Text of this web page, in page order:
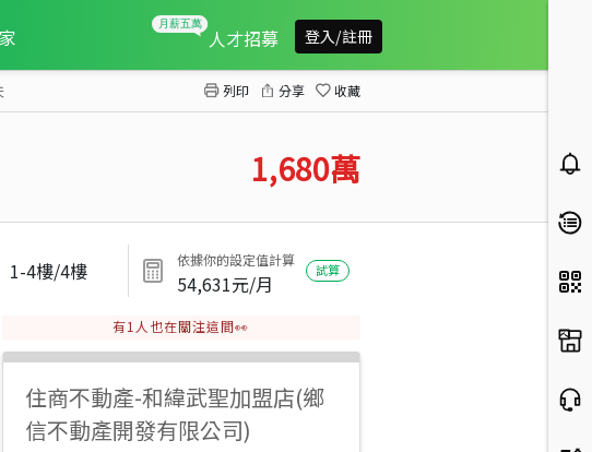
人才招募 登入/註冊
列印 分享 收藏
1,680萬
1-4樓/4樓 依據你的設定值計算
54,631元/月
試算
有1 人也在關注這間👀
住商不動產-和緯武聖加盟店(鄉
信不動產開發有限公司)